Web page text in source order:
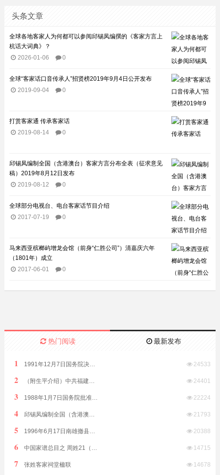
头条文章
全球各地客家人为何都可以参阅邱锡凤编撰的《客家方言上
杭话大词典》？
2026-01-06
0
全球“客家话口音传承人”招贤榜2019年9月4日公开发布
2019-09-04
0
打赏客家通 传承客家话
2019-08-14
0
邱锡凤编制全国（含港澳台）客家方言分布全表（征求意见
稿）2019年8月12日发布
2019-08-12
0
全球部分电视台、电台客家话节目介绍​
2017-07-19
0
马来西亚槟榔屿增龙会馆（前身“仁胜公司”）清嘉庆六年
（1801年）成立
2017-06-01
0
热门阅读 最新发布
1 1991年12月7日国务院决定原汕头市饶平县划归潮州市管辖 24533
2 （附生平介绍）中共福建省委原副书记、福建省政协原副主席林开钦同志2022年8月15日在福州逝世享年89岁 24401
3 1988年1月7日国务院批准析江门市阳江、阳春两县置阳江地级市 22224
4 邱锡凤编制全国（含港澳台）客家方言分布全表（征求意见稿）2019年8月12日发布 21793
5 1996年6月17日南雄撤县改市隶属广东省由韶关市代管 20388
6 中国家谱总目之 周姓21（江西） 14715
7 张姓客家祠堂楹联 14678